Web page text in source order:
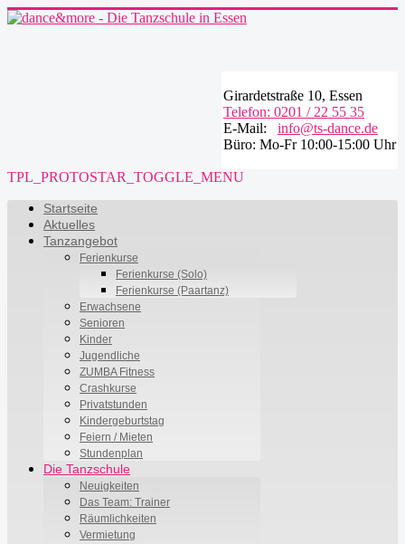
Girardetstraße 10, Essen
Telefon: 0201 / 22 55 35
E-Mail: info@ts-dance.de
Büro: Mo-Fr 10:00-15:00 Uhr
TPL_PROTOSTAR_TOGGLE_MENU
Startseite
Aktuelles
Tanzangebot
Ferienkurse
Ferienkurse (Solo)
Ferienkurse (Paartanz)
Erwachsene
Senioren
Kinder
Jugendliche
ZUMBA Fitness
Crashkurse
Privatstunden
Kindergeburtstag
Feiern / Mieten
Stundenplan
Die Tanzschule
Neuigkeiten
Das Team: Trainer
Räumlichkeiten
Vermietung